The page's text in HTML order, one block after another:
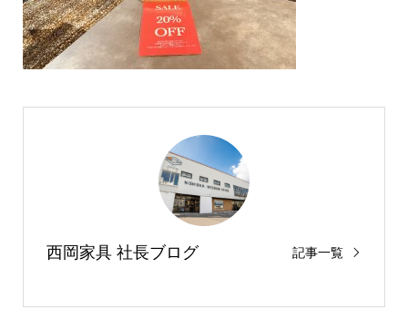
西岡家具 社長ブログ 記事一覧